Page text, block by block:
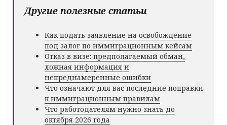
Другие полезные статьи
Как подать заявление на освобождение
под залог по иммиграционным кейсам
Отказ в визе: предполагаемый обман,
ложная информация и
непреднамеренные ошибки
Что означают для вас последние поправки
к иммиграционным правилам
Что работодателям нужно знать до
октября 2026 года